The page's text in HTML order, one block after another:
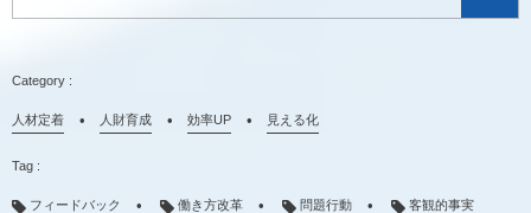
人材定着 人財育成 効率UP 見える化
フィードバック 働き方改革 問題行動 客観的事実